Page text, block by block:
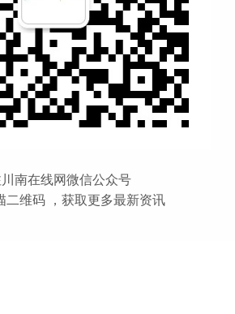
南在线网微信公众号
二维码 ，获取更多最新资讯